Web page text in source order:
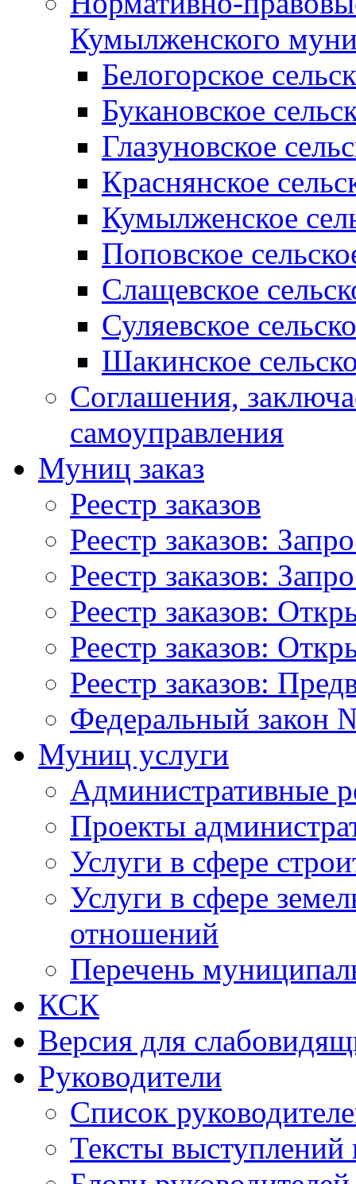
Кумылженского
Белогорское
Букановское
Глазуновское
Краснянское
Кумылженское
Поповское
Слащевское
Суляевское
Шакинское
Соглашения,
самоуправления
Муниц заказ
Реестр заказов
Реестр заказов:
Реестр заказов:
Реестр заказов:
Реестр заказов:
Реестр заказов:
Федеральный закон
Муниц услуги
Административные
Проекты
Услуги в сфере
Услуги в сфере
отношений
Перечень
КСК
Версия для
Руководители
Список
Тексты выступлений